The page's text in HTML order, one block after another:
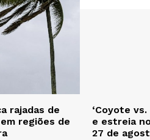
rajadas de
regiões de
‘Coyote
e estreia
27 de